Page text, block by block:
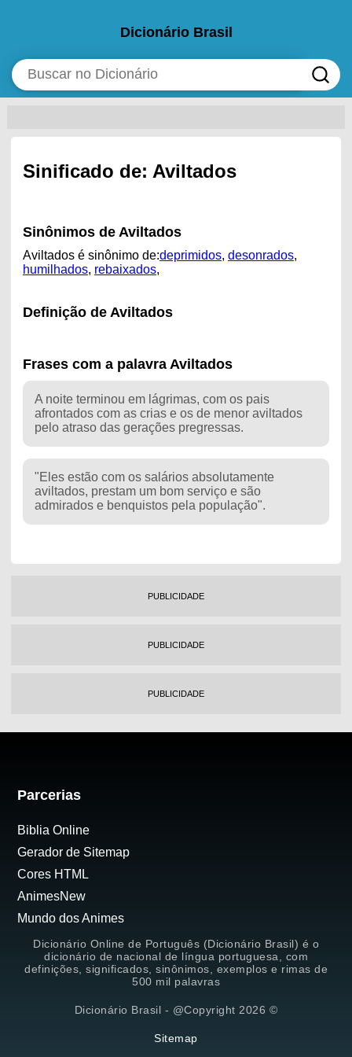
Dicionário Brasil
Sinificado de: Aviltados
Sinônimos de Aviltados
Aviltados é sinônimo de:deprimidos, desonrados,
humilhados, rebaixados,
Definição de Aviltados
Frases com a palavra Aviltados
A noite terminou em lágrimas, com os pais
afrontados com as crias e os de menor aviltados
pelo atraso das gerações pregressas.
"Eles estão com os salários absolutamente
aviltados, prestam um bom serviço e são
admirados e benquistos pela população".
PUBLICIDADE
PUBLICIDADE
PUBLICIDADE
Parcerias
Biblia Online
Gerador de Sitemap
Cores HTML
AnimesNew
Mundo dos Animes
Dicionário Online de Português (Dicionário Brasil) é o
dicionário de nacional de língua portuguesa, com
definições, significados, sinônimos, exemplos e rimas de
500 mil palavras
Dicionário Brasil - @Copyright 2026 ©
Sitemap